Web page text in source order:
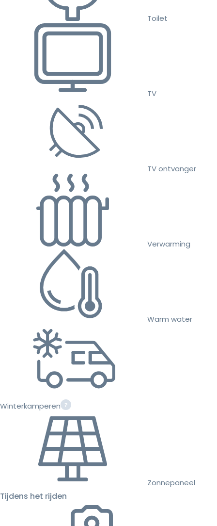
Toilet
TV
TV ontvanger
Verwarming
Warm water
Winterkamperen
Zonnepaneel
Tijdens het rijden